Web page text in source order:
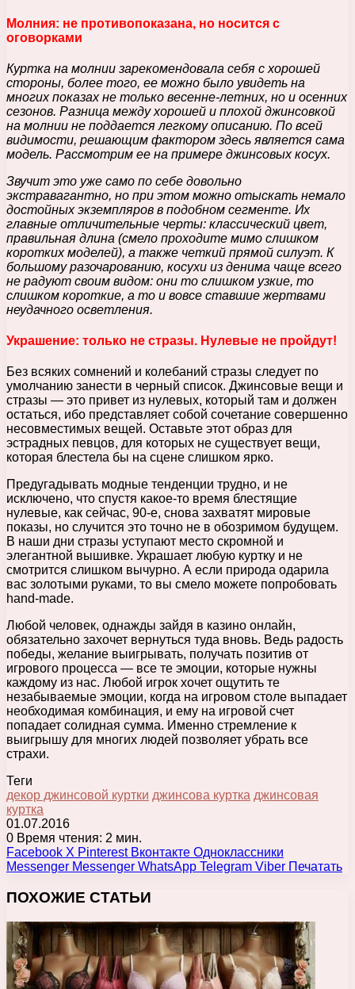
Молния: не противопоказана, но носится с
оговорками
Куртка на молнии зарекомендовала себя с хорошей
стороны, более того, ее можно было увидеть на
многих показах не только весенне-летних, но и осенних
сезонов. Разница между хорошей и плохой джинсовкой
на молнии не поддается легкому описанию. По всей
видимости, решающим фактором здесь является сама
модель. Рассмотрим ее на примере джинсовых косух.
Звучит это уже само по себе довольно
экстравагантно, но при этом можно отыскать немало
достойных экземпляров в подобном сегменте. Их
главные отличительные черты: классический цвет,
правильная длина (смело проходите мимо слишком
коротких моделей), а также четкий прямой силуэт. К
большому разочарованию, косухи из денима чаще всего
не радуют своим видом: они то слишком узкие, то
слишком короткие, а то и вовсе ставшие жертвами
неудачного осветления.
Украшение: только не стразы. Нулевые не пройдут!
Без всяких сомнений и колебаний стразы следует по
умолчанию занести в черный список. Джинсовые вещи и
стразы — это привет из нулевых, который там и должен
остаться, ибо представляет собой сочетание совершенно
несовместимых вещей. Оставьте этот образ для
эстрадных певцов, для которых не существует вещи,
которая блестела бы на сцене слишком ярко.
Предугадывать модные тенденции трудно, и не
исключено, что спустя какое-то время блестящие
нулевые, как сейчас, 90-е, снова захватят мировые
показы, но случится это точно не в обозримом будущем.
В наши дни стразы уступают место скромной и
элегантной вышивке. Украшает любую куртку и не
смотрится слишком вычурно. А если природа одарила
вас золотыми руками, то вы смело можете попробовать
hand-made.
Любой человек, однажды зайдя в казино онлайн,
обязательно захочет вернуться туда вновь. Ведь радость
победы, желание выигрывать, получать позитив от
игрового процесса — все те эмоции, которые нужны
каждому из нас. Любой игрок хочет ощутить те
незабываемые эмоции, когда на игровом столе выпадает
необходимая комбинация, и ему на игровой счет
попадает солидная сумма. Именно стремление к
выигрышу для многих людей позволяет убрать все
страхи.
Теги
декор джинсовой куртки джинсова куртка джинсовая
куртка
01.07.2016
0 Время чтения: 2 мин.
Facebook X Pinterest Вконтакте Одноклассники
Messenger Messenger WhatsApp Telegram Viber Печатать
ПОХОЖИЕ СТАТЬИ